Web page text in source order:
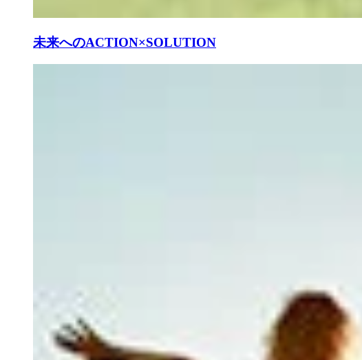
未来へのACTION×SOLUTION